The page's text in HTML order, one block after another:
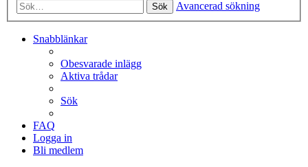
Sök Avancerad sökning
Snabblänkar
Obesvarade inlägg
Aktiva trådar
Sök
FAQ
Logga in
Bli medlem